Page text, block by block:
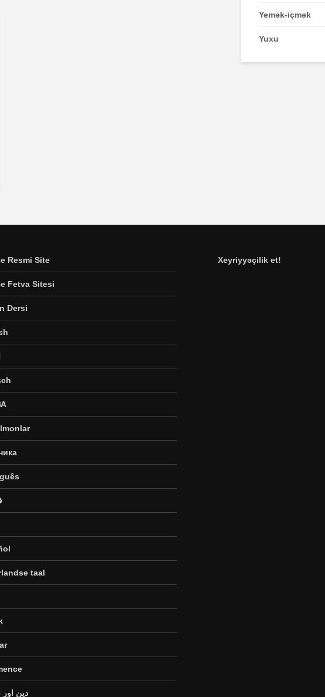
Yemək-içmək
Yuxu
Resmi Site
Fetva Sitesi
Dersi
taal
دین
Xeyriyyəçilik et!